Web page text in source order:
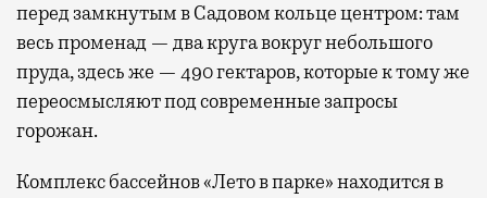
перед замкнутым в Садовом кольце центром: там
весь променад — два круга вокруг небольшого
пруда, здесь же — 490 гектаров, которые к тому же
переосмысляют под современные запросы
горожан.
Комплекс бассейнов «Лето в парке» находится в